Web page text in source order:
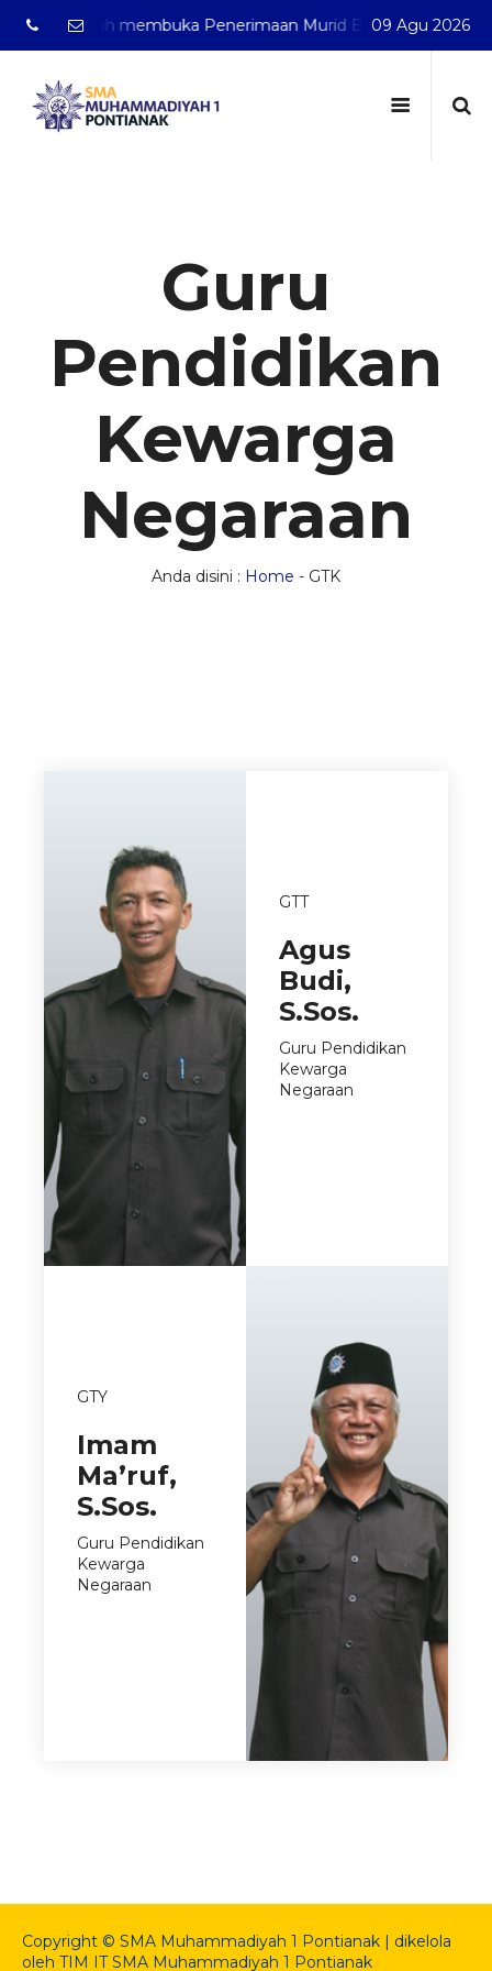
telah membuka Penerimaan Murid Baru Tahun09 Agu 2026
Guru
Pendidikan
Kewarga
Negaraan
Anda disini : Home - GTK
GTT
Agus
Budi,
S.Sos.
Guru Pendidikan
Kewarga
Negaraan
GTY
Imam
Ma’ruf,
S.Sos.
Guru Pendidikan
Kewarga
Negaraan
Copyright © SMA Muhammadiyah 1 Pontianak | dikelola
oleh TIM IT SMA Muhammadiyah 1 Pontianak